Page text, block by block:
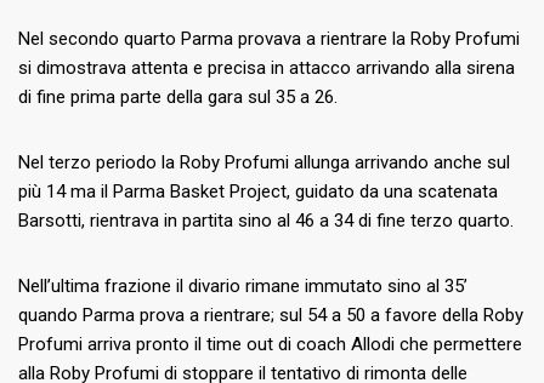
Nel secondo quarto Parma provava a rientrare la Roby Profumi
si dimostrava attenta e precisa in attacco arrivando alla sirena
di fine prima parte della gara sul 35 a 26.
Nel terzo periodo la Roby Profumi allunga arrivando anche sul
più 14 ma il Parma Basket Project, guidato da una scatenata
Barsotti, rientrava in partita sino al 46 a 34 di fine terzo quarto.
Nell’ultima frazione il divario rimane immutato sino al 35’
quando Parma prova a rientrare; sul 54 a 50 a favore della Roby
Profumi arriva pronto il time out di coach Allodi che permettere
alla Roby Profumi di stoppare il tentativo di rimonta delle